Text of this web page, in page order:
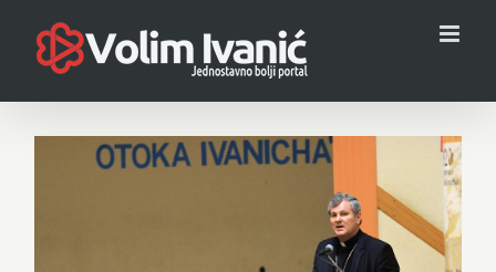
content